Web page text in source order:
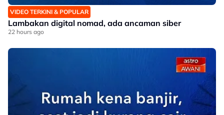
VIDEO TERKINI & POPULAR
Lambakan digital nomad, ada ancaman siber
22 hours ago